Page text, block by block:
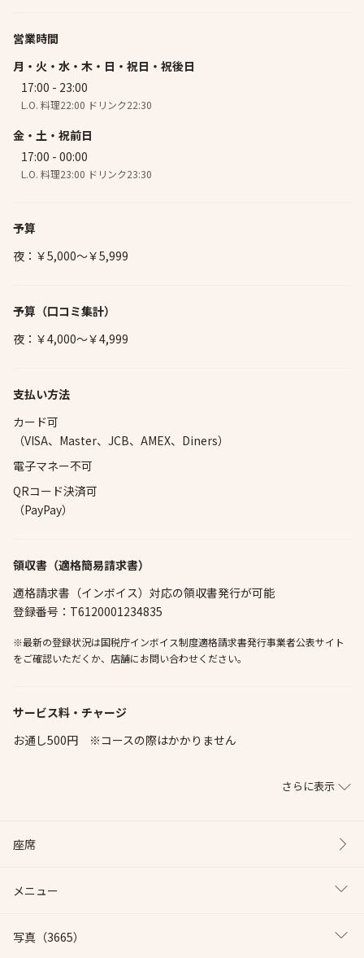
営業時間
月・火・水・木・日・祝日・祝後日
17:00 - 23:00
L.O. 料理22:00 ドリンク22:30
金・土・祝前日
17:00 - 00:00
L.O. 料理23:00 ドリンク23:30
予算
夜：￥5,000～￥5,999
予算 （口コミ集計）
夜：￥4,000～￥4,999
支払い方法
カード可
（VISA、Master、JCB、AMEX、Diners）
電子マネー不可
QRコード決済可
（PayPay）
領収書（適格簡易請求書）
適格請求書（インボイス）対応の領収書発行が可能
登録番号：T6120001234835
※最新の登録状況は国税庁インボイス制度適格請求書発行事業者公表サイト
をご確認いただくか、店舗にお問い合わせください。
サービス料・チャージ
お通し500円 ※コースの際はかかりません
さらに表示
座席
メニュー
写真 （3665）